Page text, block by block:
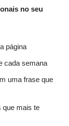
no seu
página
cada semana
uma frase que
que mais te